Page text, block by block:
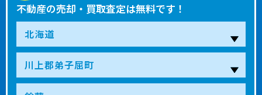
不動産の売却・買取査定は無料です！